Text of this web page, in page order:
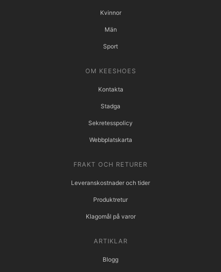
Kvinnor
Män
Sport
OM KEESHOES
Kontakta
Stadga
Sekretesspolicy
Webbplatskarta
FRAKT OCH RETURER
Leveranskostnader och tider
Produktretur
Klagomål på varor
ARTIKLAR
Blogg